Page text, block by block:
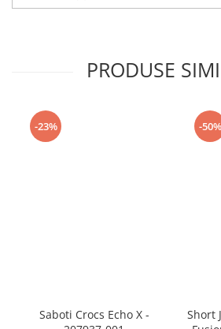
PRODUSE
-23%
Saboti Crocs Echo X -
-50%
Short